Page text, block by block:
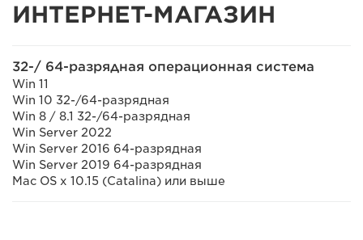
ИНТЕРНЕТ-МАГАЗИН
32-/ 64-разрядная операционная система
Win 11
Win 10 32-/64-разрядная
Win 8 / 8.1 32-/64-разрядная
Win Server 2022
Win Server 2016 64-разрядная
Win Server 2019 64-разрядная
Mac OS x 10.15 (Catalina) или выше